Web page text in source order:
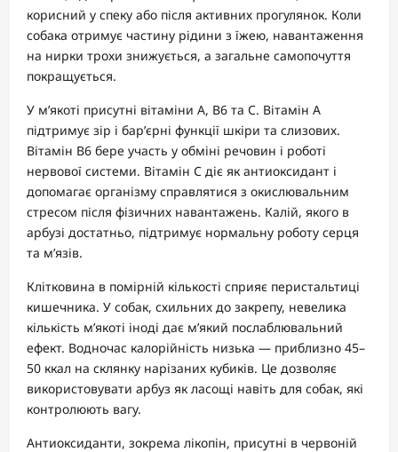
корисний у спеку або після активних прогулянок. Коли
собака отримує частину рідини з їжею, навантаження
на нирки трохи знижується, а загальне самопочуття
покращується.
У м’якоті присутні вітаміни A, B6 та C. Вітамін A
підтримує зір і бар’єрні функції шкіри та слизових.
Вітамін B6 бере участь у обміні речовин і роботі
нервової системи. Вітамін C діє як антиоксидант і
допомагає організму справлятися з окислювальним
стресом після фізичних навантажень. Калій, якого в
арбузі достатньо, підтримує нормальну роботу серця
та м’язів.
Клітковина в помірній кількості сприяє перистальтиці
кишечника. У собак, схильних до закрепу, невелика
кількість м’якоті іноді дає м’який послаблювальний
ефект. Водночас калорійність низька — приблизно 45–
50 ккал на склянку нарізаних кубиків. Це дозволяє
використовувати арбуз як ласощі навіть для собак, які
контролюють вагу.
Антиоксиданти, зокрема лікопін, присутні в червоній